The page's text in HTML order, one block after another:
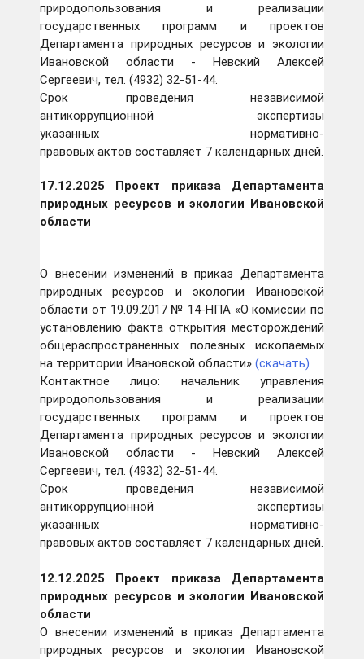
природопользования и реализации
государственных программ и проектов
Департамента природных ресурсов и экологии
Ивановской области - Невский Алексей
Сергеевич, тел. (4932) 32-51-44.
Срок проведения независимой
антикоррупционной экспертизы
указанных нормативно-
правовых актов составляет 7 календарных дней.
17.12.2025 Проект приказа Департамента
природных ресурсов и экологии Ивановской
области
О внесении изменений в приказ Департамента
природных ресурсов и экологии Ивановской
области от 19.09.2017 № 14-НПА «О комиссии по
установлению факта открытия месторождений
общераспространенных полезных ископаемых
на территории Ивановской области» (скачать)
Контактное лицо: начальник управления
природопользования и реализации
государственных программ и проектов
Департамента природных ресурсов и экологии
Ивановской области - Невский Алексей
Сергеевич, тел. (4932) 32-51-44.
Срок проведения независимой
антикоррупционной экспертизы
указанных нормативно-
правовых актов составляет 7 календарных дней.
12.12.2025 Проект приказа Департамента
природных ресурсов и экологии Ивановской
области
О внесении изменений в приказ Департамента
природных ресурсов и экологии Ивановской